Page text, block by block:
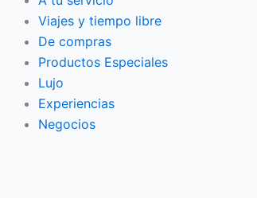
Viajes y tiempo libre
De compras
Productos Especiales
Lujo
Experiencias
Negocios